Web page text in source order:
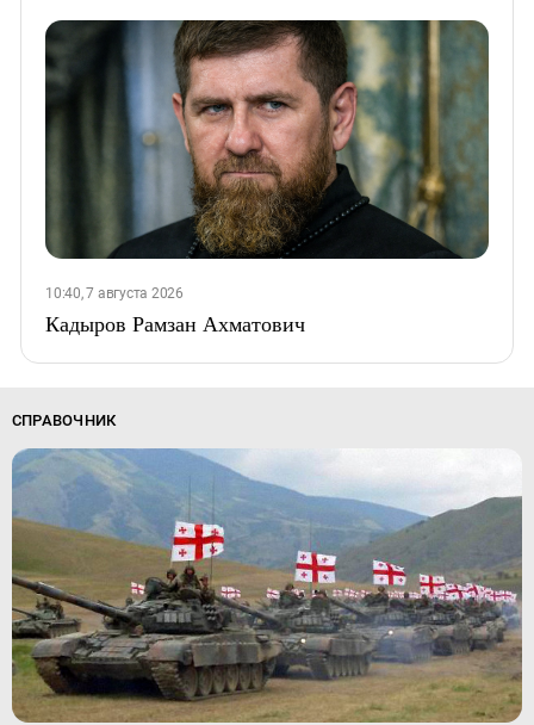
10:40, 7 августа 2026
Кадыров Рамзан Ахматович
СПРАВОЧНИК